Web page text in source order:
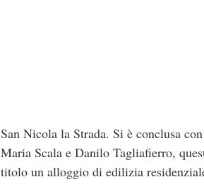
San Nicola la Strada. Si è conclusa
Maria Scala e Danilo Tagliafierro,
titolo un alloggio di edilizia